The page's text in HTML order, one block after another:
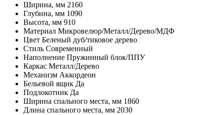
Ширина, мм 2160
Глубина, мм 1090
Высота, мм 910
Материал Микровелюр/Металл/Дерево/МДФ
Цвет Беленый дуб/тиковое дерево
Стиль Современный
Наполнение Пружинный блок/ППУ
Каркас Металл/Дерево
Механизм Аккордеон
Бельевой ящик Да
Подлокотник Да
Ширина спального места, мм 1860
Длина спального места, мм 2030